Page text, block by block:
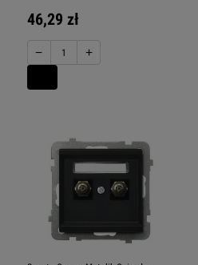
46,29 zł
− +